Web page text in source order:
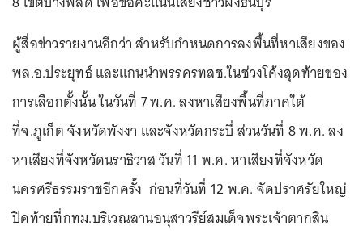
ผู้สื่อข่าวรายงานอีกว่า สำหรับกำหนดการลงพื้นที่หาเสียงของ
พล.อ.ประยุทธ์ และแกนนำพรรครทสช.ในช่วงโค้งสุดท้ายของ
การเลือกตั้งนั้น ในวันที่ 7 พ.ค. ลงหาเสียงพื้นที่ภาคใต้
ที่จ.ภูเก็ต จังหวัดพังงา และจังหวัดกระบี่ ส่วนวันที่ 8 พ.ค. ลง
หาเสียงที่จังหวัดนราธิวาส วันที่ 11 พ.ค. หาเสียงที่จังหวัด
นครศรีธรรมราชอีกครั้ง ก่อนที่วันที่ 12 พ.ค. จัดปราศรัยใหญ่
ปิดท้ายที่กทม.บริเวณลานอนุสาวรีย์สมเด็จพระเจ้าตากสิน